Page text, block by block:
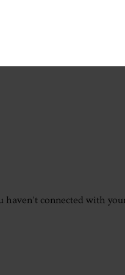
haven't connected with